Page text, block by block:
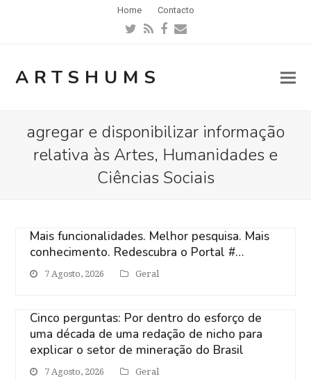
Home Contacto
Twitter
RSSFacebook
Email
ARTSHUMS
agregar e disponibilizar informação
relativa às Artes, Humanidades e
Ciências Sociais
Mais funcionalidades. Melhor pesquisa. Mais
conhecimento. Redescubra o Portal #…
7 Agosto, 2026 Geral
Cinco perguntas: Por dentro do esforço de
uma década de uma redação de nicho para
explicar o setor de mineração do Brasil
7 Agosto, 2026 Geral